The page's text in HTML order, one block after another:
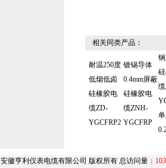
相关同类产品：
耐温250度
低烟低卤
硅橡胶电
缆ZD-
YGCFRP2
镀锡导体
0.4mm屏蔽
硅橡胶电
缆ZNH-
YGCFRP
安徽亨利仪表电缆有限公司 版权所有 总访问量：